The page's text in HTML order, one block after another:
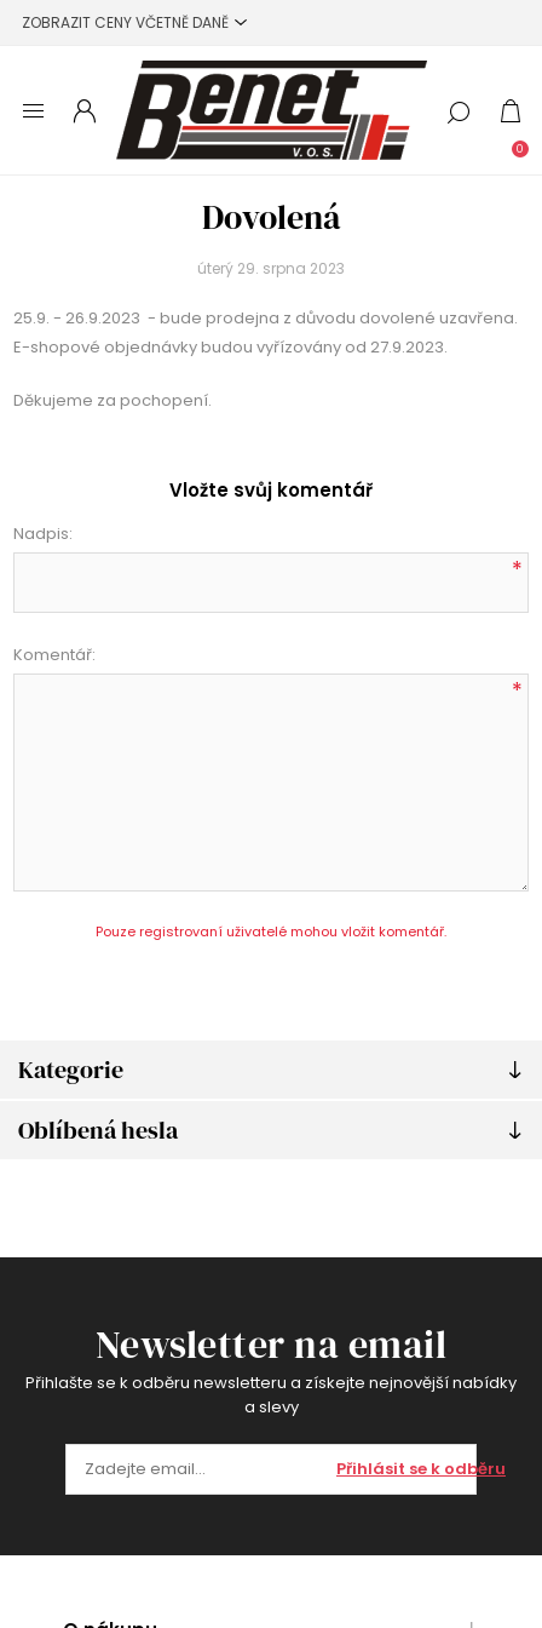
0
Kategorie
Oblíbená hesla
Dovolená
úterý 29. srpna 2023
25.9. - 26.9.2023 - bude prodejna z důvodu dovolené uzavřena.
E-shopové objednávky budou vyřízovány od 27.9.2023.
Děkujeme za pochopení.
Vložte svůj komentář
Nadpis:
*
Komentář:
*
Pouze registrovaní uživatelé mohou vložit komentář.
Newsletter na email
Přihlašte se k odběru newsletteru a získejte nejnovější nabídky
a slevy
Přihlásit se k odběru